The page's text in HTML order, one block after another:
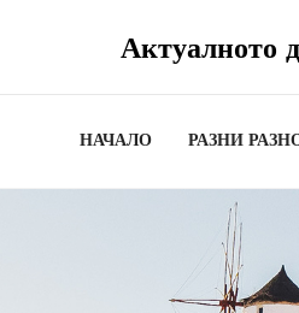
Актуалното
НАЧАЛО РАЗНИ